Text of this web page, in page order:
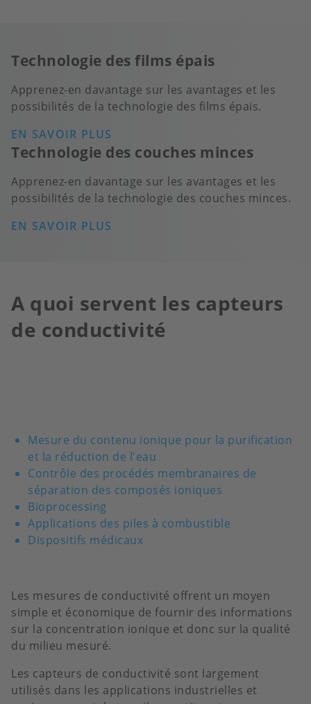
Technologie des films épais
Apprenez-en davantage sur les avantages et les
possibilités de la technologie des films épais.
EN SAVOIR PLUS
Technologie des couches minces
Apprenez-en davantage sur les avantages et les
possibilités de la technologie des couches minces.
EN SAVOIR PLUS
A quoi servent les capteurs
de conductivité
Les mesures de conductivité offrent un moyen
simple et économique de fournir des informations
sur la concentration ionique et donc sur la qualité
du milieu mesuré.
Les capteurs de conductivité sont largement
utilisés dans les applications industrielles et
Mesure du contenu ionique pour la purification
et la réduction de l'eau
Contrôle des procédés membranaires de
séparation des composés ioniques
Bioprocessing
Applications des piles à combustible
Dispositifs médicaux